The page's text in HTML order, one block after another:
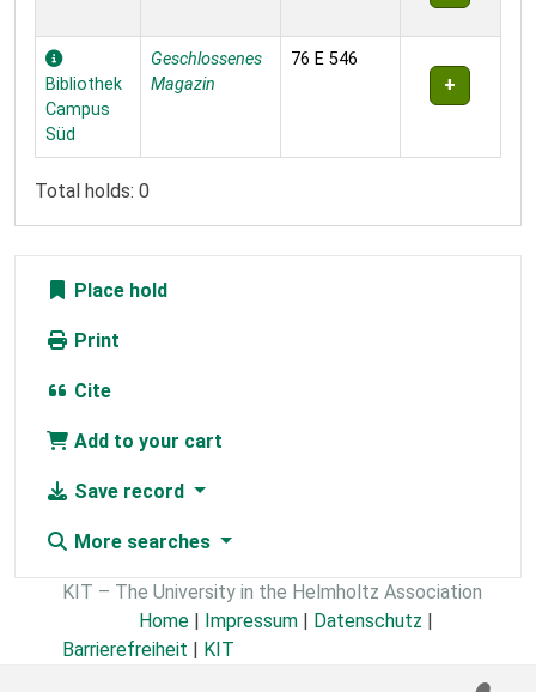
Bibliothek
Campus
Süd
Geschlossenes
Magazin
76 E 546
Total holds: 0
Place hold
Print
Cite
Add to your cart
Save record
More searches
KIT – The University in the Helmholtz Association
Home | Impressum | Datenschutz |
Barrierefreiheit | KIT